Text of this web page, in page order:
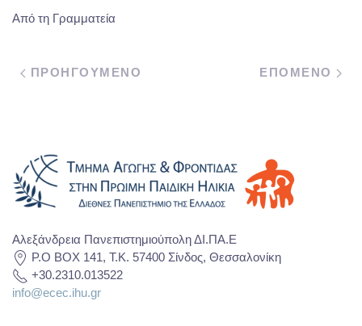
Από τη Γραμματεία
ΠΡΟΗΓΟΥΜΕΝΟ ΕΠΟΜΕΝΟ
Αλεξάνδρεια Πανεπιστημιούπολη ΔΙ.ΠΑ.Ε
P.O BOX 141, T.K. 57400 Σίνδος, Θεσσαλονίκη
+30.2310.013522
info@ecec.ihu.gr